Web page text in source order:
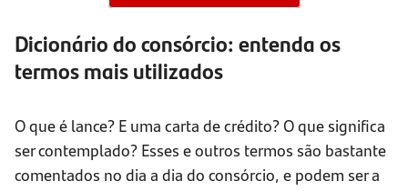
Dicionário do consórcio: entenda os
termos mais utilizados
O que é lance? E uma carta de crédito? O que significa
ser contemplado? Esses e outros termos são bastante
comentados no dia a dia do consórcio, e podem ser a